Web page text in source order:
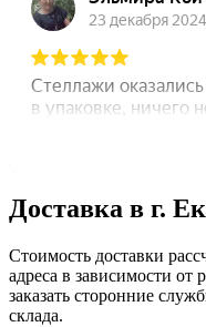
Доставка в г.
Стоимость доставки
адреса в зависимости от
заказать сторонние
склада.